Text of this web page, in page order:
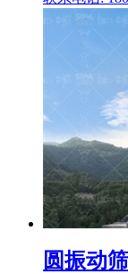
圆振动